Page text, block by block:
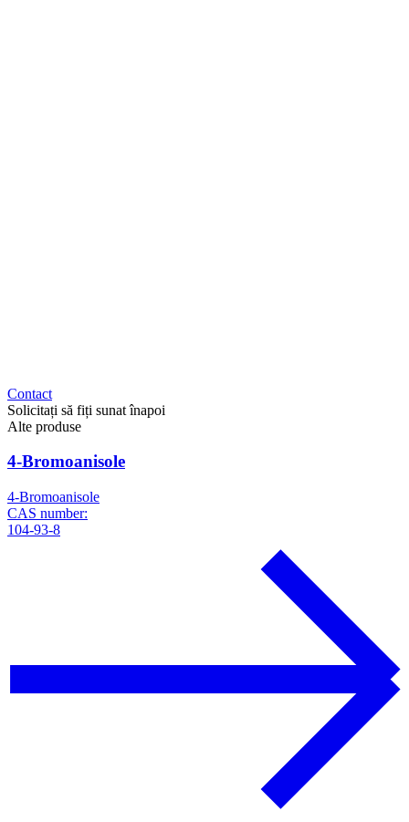
Contact
Solicitați să fiți sunat înapoi
Alte produse
4-Bromoanisole
4-Bromoanisole
CAS number:
104-93-8